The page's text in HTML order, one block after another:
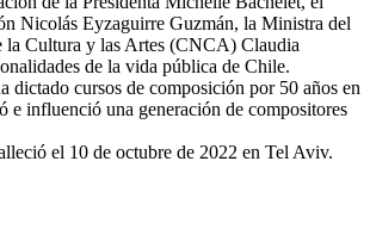
Nicolás Eyzaguirre Guzmán, la Ministra del
la Cultura y las Artes (CNCA) Claudia
de la vida pública de Chile.
dictado cursos de composición por 50 años en
e influenció una generación de compositores
el 10 de octubre de 2022 en Tel Aviv.